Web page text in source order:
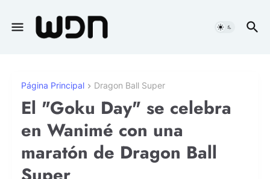
Página Principal Dragon Ball Super
El "Goku Day" se celebra
en Wanimé con una
maratón de Dragon Ball